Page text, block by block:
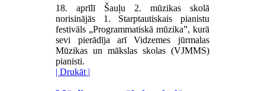
18. aprīlī Šauļu 2. mūzikas skolā
norisinājās 1. Starptautiskais pianistu
festivāls „Programmatiskā mūzika”, kurā
sevi pierādīja arī Vidzemes jūrmalas
Mūzikas un mākslas skolas (VJMMS)
pianisti.
| Drukāt |